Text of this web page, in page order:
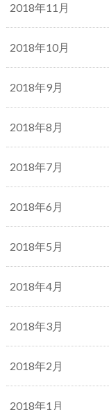
2018年11月
2018年10月
2018年9月
2018年8月
2018年7月
2018年6月
2018年5月
2018年4月
2018年3月
2018年2月
2018年1月